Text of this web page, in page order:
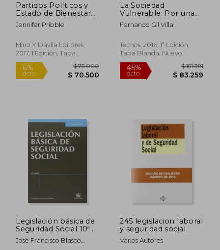
Partidos Políticos y
Estado de Bienestar
en América Latina
Jennifer Pribble
Miño Y Dávila Editores,
2017, 1 Edición, Tapa
Blanda, Nuevo
6%
dcto.
$ 75.000
$ 70.500
La Sociedad
Vulnerable: Por una
Ciudadanía
Consciente de la
Inseguridad Sociales
Fernando Gil Villa
Tecnos, 2016, 1ª Edición,
Tapa Blanda, Nuevo
45%
dcto.
Legislación básica de
Seguridad Social 10ª
Ed. 2013 (Textos
Legales)
José Francisco Blasco
245 legislacion laboral
y seguridad social
Varios Autores